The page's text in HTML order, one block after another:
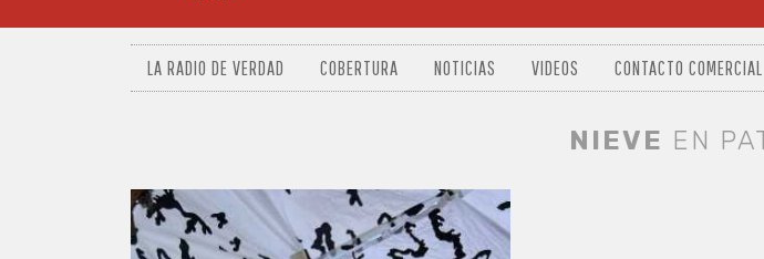
LA RADIO DE VERDAD COBERTURA NOTICIAS VIDEOS CONTACTO COMERCIAL
NIEVE EN